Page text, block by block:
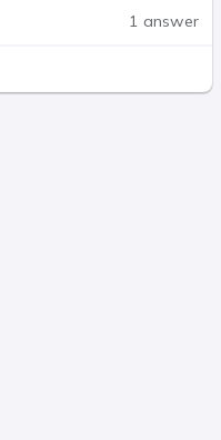
1 answer